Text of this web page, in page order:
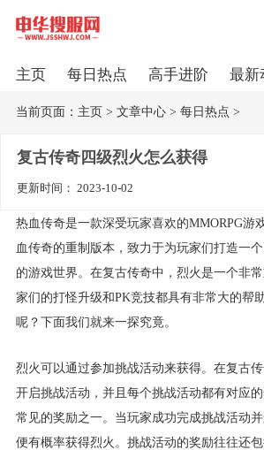
主页 每日热点 高手进阶 最新
当前页面： 主页> 文章中心> 每日热点 >
复古传奇四级烈火怎么获得
更新时间： 2023-10-02
热血传奇是一款深受玩家喜欢的MMORPG游
血传奇的重制版本，致力于为玩家们打造一
的游戏世界。在复古传奇中，烈火是一个非
家们的打怪升级和PK竞技都具有非常大的帮
呢？下面我们就来一探究竟。
烈火可以通过参加挑战活动来获得。在复古
开启挑战活动，并且每个挑战活动都有对应
常见的奖励之一。当玩家成功完成挑战活动
便有概率获得烈火。挑战活动的奖励往往还